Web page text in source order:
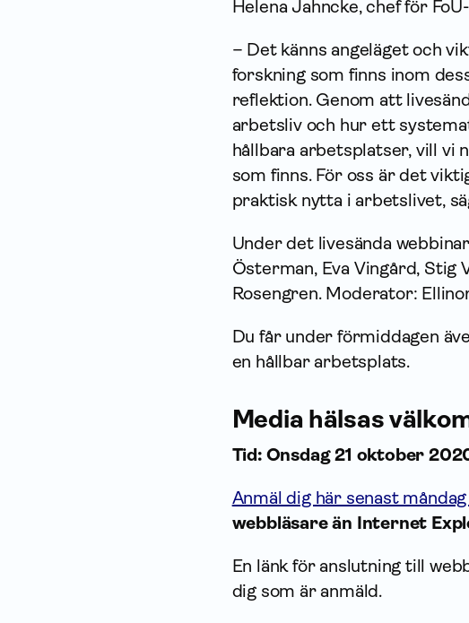
Helena Jahncke, chef för
– Det känns angeläget och
forskning som finns inom
reflektion. Genom att
arbetsliv och hur ett
hållbara arbetsplatser, vill vi
som finns. För oss är det
praktisk nytta i arbetslivet,
Under det livesända
Österman, Eva Vingård, Stig
Rosengren. Moderator:
Du får under förmiddagen
en hållbar arbetsplats.
Media hälsas
Tid: Onsdag 21 oktober
Anmäl dig här senast
webbläsare än Internet
En länk för anslutning till
dig som är anmäld.